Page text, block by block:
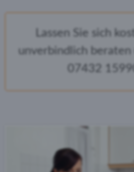
Lassen Sie sich
unverbindlich beraten
07432